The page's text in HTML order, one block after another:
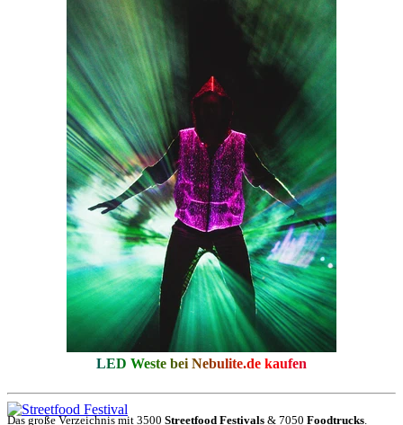
LED Weste bei Nebulite.de kaufen
Das große Verzeichnis mit 3500 Streetfood Festivals & 7050 Foodtrucks